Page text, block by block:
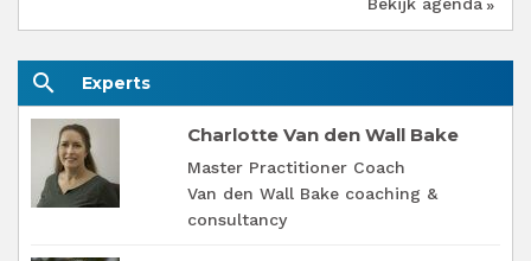
Bekijk agenda
search Experts
Charlotte Van den Wall Bake
Master Practitioner Coach
Van den Wall Bake coaching &
consultancy